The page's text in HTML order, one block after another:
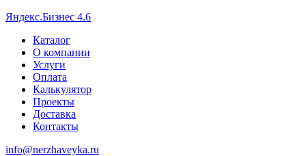
Яндекс.Бизнес 4.6
Каталог
О компании
Услуги
Оплата
Калькулятор
Проекты
Доставка
Контакты
info@nerzhaveyka.ru